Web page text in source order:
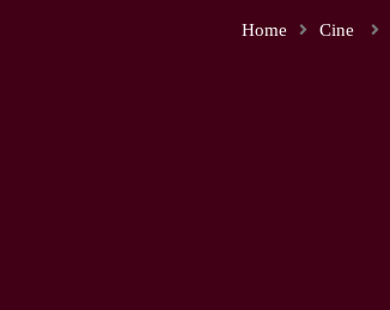
Home Cine